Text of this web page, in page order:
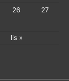
lis »
26
27